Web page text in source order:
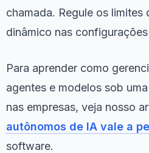
chamada. Regule os
dinâmico nas
Para aprender como
agentes e modelos sob
nas empresas, veja nosso
autônomos de IA vale a
software.